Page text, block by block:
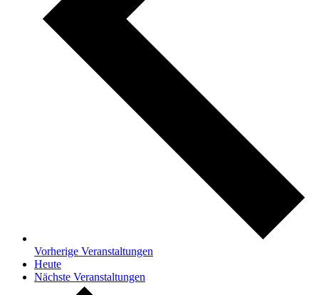
Vorherige Veranstaltungen
Heute
Nächste Veranstaltungen